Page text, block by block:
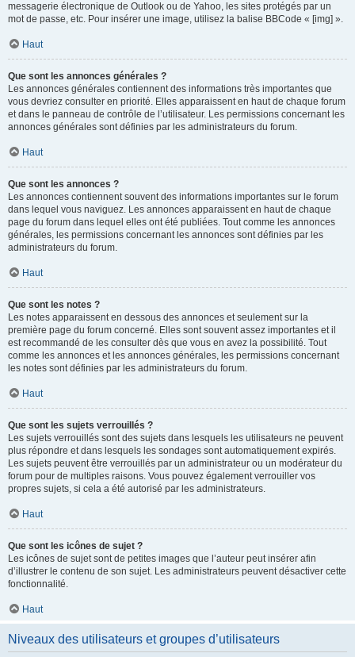
messagerie électronique de Outlook ou de Yahoo, les sites protégés par un
mot de passe, etc. Pour insérer une image, utilisez la balise BBCode « [img] ».
Haut
Que sont les annonces générales ?
Les annonces générales contiennent des informations très importantes que
vous devriez consulter en priorité. Elles apparaissent en haut de chaque forum
et dans le panneau de contrôle de l’utilisateur. Les permissions concernant les
annonces générales sont définies par les administrateurs du forum.
Haut
Que sont les annonces ?
Les annonces contiennent souvent des informations importantes sur le forum
dans lequel vous naviguez. Les annonces apparaissent en haut de chaque
page du forum dans lequel elles ont été publiées. Tout comme les annonces
générales, les permissions concernant les annonces sont définies par les
administrateurs du forum.
Haut
Que sont les notes ?
Les notes apparaissent en dessous des annonces et seulement sur la
première page du forum concerné. Elles sont souvent assez importantes et il
est recommandé de les consulter dès que vous en avez la possibilité. Tout
comme les annonces et les annonces générales, les permissions concernant
les notes sont définies par les administrateurs du forum.
Haut
Que sont les sujets verrouillés ?
Les sujets verrouillés sont des sujets dans lesquels les utilisateurs ne peuvent
plus répondre et dans lesquels les sondages sont automatiquement expirés.
Les sujets peuvent être verrouillés par un administrateur ou un modérateur du
forum pour de multiples raisons. Vous pouvez également verrouiller vos
propres sujets, si cela a été autorisé par les administrateurs.
Haut
Que sont les icônes de sujet ?
Les icônes de sujet sont de petites images que l’auteur peut insérer afin
d’illustrer le contenu de son sujet. Les administrateurs peuvent désactiver cette
fonctionnalité.
Haut
Niveaux des utilisateurs et groupes d’utilisateurs